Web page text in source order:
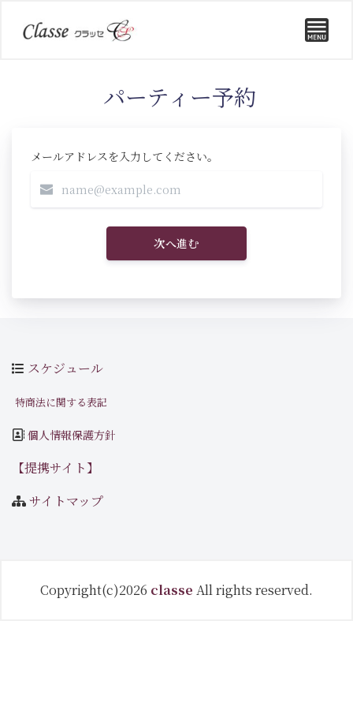
パーティー予約
メールアドレスを入力してください。
次へ進む
スケジュール
特商法に関する表記
個人情報保護方針
【提携サイト】
サイトマップ
Copyright(c)2026 classe All rights reserved.